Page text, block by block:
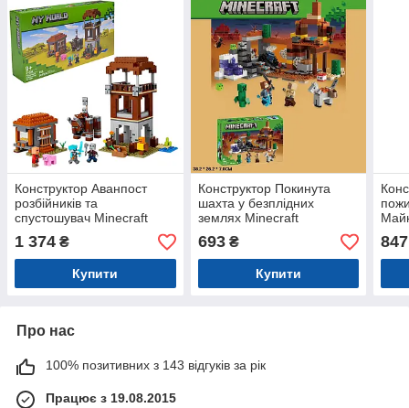
Конструктор Аванпост
розбійників та
спустошувач Minecraft
Майнкрафт 665 деталей
38*20*7 см (31008)
1 374 ₴
Купити
Конструктор Покинута
шахта у безплідних
землях Minecraft
Майнкрафт 538 деталей
38*26*7 см (11843)
693₴
Купити
847
Про нас
100% позитивних з 143 відгуків за рік
Працює з 19.08.2015